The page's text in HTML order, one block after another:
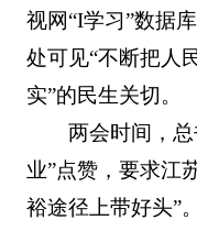
视网“I学习”数据
处可见“不断把人
实”的民生关切。
两会时间，
业”点赞，要求江
裕途径上带好头”